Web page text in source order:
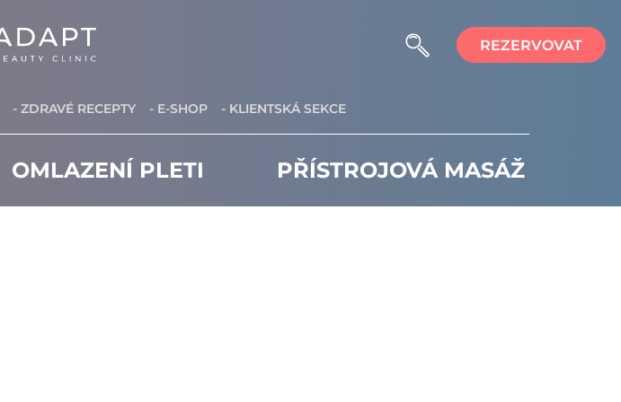
REZERVOVAT
- ZDRAVÉ RECEPTY - E-SHOP - KLIENTSKÁ SEKCE
OMLAZENÍ PLETI PŘÍSTROJOVÁ MASÁŽ